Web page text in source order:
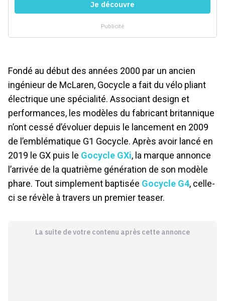
Fondé au début des années 2000 par un ancien
ingénieur de McLaren, Gocycle a fait du vélo pliant
électrique une spécialité. Associant design et
performances, les modèles du fabricant britannique
n’ont cessé d’évoluer depuis le lancement en 2009
de l’emblématique G1 Gocycle. Après avoir lancé en
2019 le GX puis le Gocycle GXi, la marque annonce
l’arrivée de la quatrième génération de son modèle
phare. Tout simplement baptisée Gocycle G4, celle-
ci se révèle à travers un premier teaser.
La suite de votre contenu après cette annonce